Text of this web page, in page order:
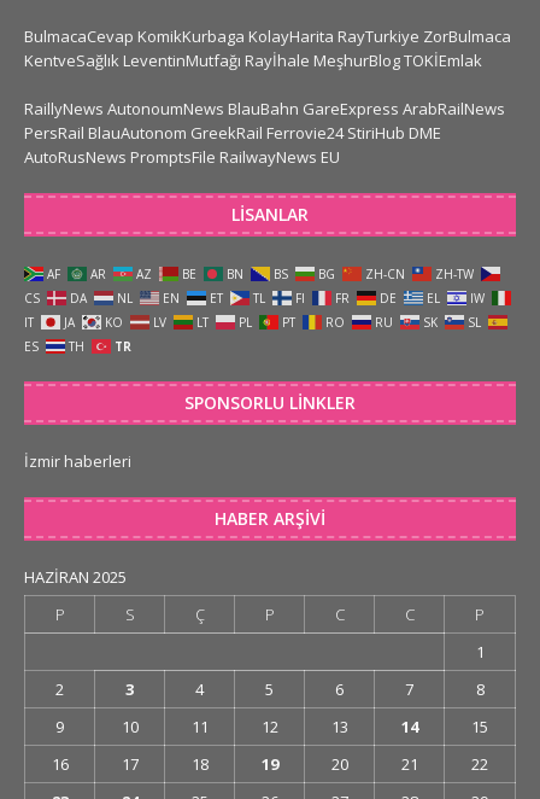
BulmacaCevap KomikKurbaga KolayHarita RayTurkiye ZorBulmaca
KentveSağlık LeventinMutfağı Rayİhale MeşhurBlogTOKİEmlak
RaillyNews AutonoumNews BlauBahn GareExpress ArabRailNews
PersRail BlauAutonom GreekRail Ferrovie24 StiriHub DME
AutoRusNews PromptsFile RailwayNews EU
LISANLAR
AF AR AZ BE BN BS BG ZH-CN
ZH-TW
CS
DA NL EN ET TL FI FR DE EL
IW
IT
JA KO LV LT PL PT RO RU SK
SL
ES
TH TR
SPONSORLU LINKLER
İzmir haberleri
HABER ARŞIVI
HAZIRAN 2025
P
S Ç P C C
P
1
2
3 4 5 6 7
8
9
10 11 12 13 14
15
16
17 18 19 20 21
22